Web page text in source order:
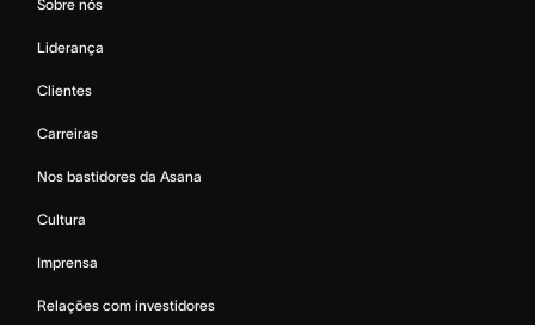
Sobre nós
Liderança
Clientes
Carreiras
Nos bastidores da Asana
Cultura
Imprensa
Relações com investidores